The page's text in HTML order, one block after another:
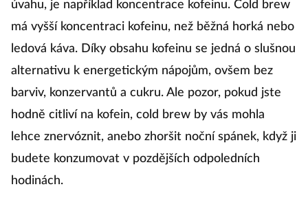
úvahu, je například koncentrace kofeinu. Cold brew
má vyšší koncentraci kofeinu, než běžná horká nebo
ledová káva. Díky obsahu kofeinu se jedná o slušnou
alternativu k energetickým nápojům, ovšem bez
barviv, konzervantů a cukru. Ale pozor, pokud jste
hodně citliví na kofein, cold brew by vás mohla
lehce znervóznit, anebo zhoršit noční spánek, když ji
budete konzumovat v pozdějších odpoledních
hodinách.